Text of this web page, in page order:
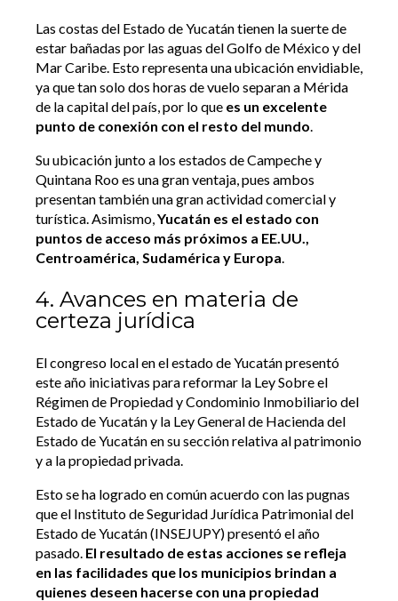
Las costas del Estado de Yucatán tienen la suerte de
estar bañadas por las aguas del Golfo de México y del
Mar Caribe. Esto representa una ubicación envidiable,
ya que tan solo dos horas de vuelo separan a Mérida
de la capital del país, por lo que es un excelente
punto de conexión con el resto del mundo.
Su ubicación junto a los estados de Campeche y
Quintana Roo es una gran ventaja, pues ambos
presentan también una gran actividad comercial y
turística. Asimismo,Yucatán es el estado con
puntos de acceso más próximos a EE.UU.,
Centroamérica, Sudamérica y Europa.
4. Avances en materia de
certeza jurídica
El congreso local en el estado de Yucatán presentó
este año iniciativas para reformar la Ley Sobre el
Régimen de Propiedad y Condominio Inmobiliario del
Estado de Yucatán y la Ley General de Hacienda del
Estado de Yucatán en su sección relativa al patrimonio
y a la propiedad privada.
Esto se ha logrado en común acuerdo con las pugnas
que el Instituto de Seguridad Jurídica Patrimonial del
Estado de Yucatán (INSEJUPY) presentó el año
pasado. El resultado de estas acciones se refleja
en las facilidades que los municipios brindan a
quienes deseen hacerse con una propiedad